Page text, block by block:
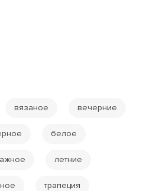
вязаное вечерние
белое
летние
трапеция